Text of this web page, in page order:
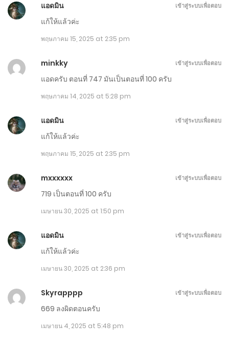
ตอนที่ 961-970
สิงหาคม 26, 2025
ตอนที่ 941-950
สิงหาคม 21, 2025
ตอนที่ 931-940
สิงหาคม 16, 2025
ตอนที่ 921-930
สิงหาคม 11, 2025
สิงหาคม 5, 2025
ตอนที่ 901-910
ตอนที่ 891-900
กรกฎาคม 26, 2025
แอดมิน
แก้ให้แล้วค่ะ
พฤษภาคม 15, 2025 at 2:35 pm
เข้าสู่ระบบเพื่อตอบ
minkky
แอดครับ ตอนที่ 747 มันเป็นตอนที่ 100 ครับ
พฤษภาคม 14, 2025 at 5:28 pm
เข้าสู่ระบบเพื่อตอบ
แอดมิน
แก้ให้แล้วค่ะ
พฤษภาคม 15, 2025 at 2:35 pm
เข้าสู่ระบบเพื่อตอบ
mxxxxxx
719 เป็นตอนที่ 100 ครับ
เมษายน 30, 2025 at 1:50 pm
เข้าสู่ระบบเพื่อตอบ
แอดมิน
แก้ให้แล้วค่ะ
เมษายน 30, 2025 at 2:36 pm
เข้าสู่ระบบเพื่อตอบ
Skyrapppp
669 ลงผิดตอนครับ
เมษายน 4, 2025 at 5:48 pm
เข้าสู่ระบบเพื่อตอบ